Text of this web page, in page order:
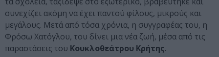
συνεχίζει ακόμη να έχει παντού φίλους, μικρούς και
μεγάλους. Μετά από τόσα χρόνια, η συγγραφέας του, η
Φρόσω Χατόγλου, του δίνει μια νέα ζωή, μέσα από τις
παραστάσεις του Κουκλοθεάτρου Κρήτης.